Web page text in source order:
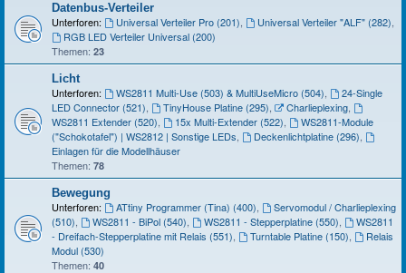
Datenbus-Verteiler
Unterforen: Universal Verteiler Pro (201) Universal Verteiler "ALF" (282)
RGB LED Verteiler Universal (200)
Themen: 23
Licht
Unterforen: WS2811 Multi-Use (503) & MultiUseMicro (504)
24-Single
LED Connector (521)
TinyHouse Platine (295) Charlieplexing,
WS2811 Extender (520)
15x Multi-Extender (522)
WS2811-Module
("Schokotafel") | WS2812 | Sonstige LEDs
Deckenlichtplatine (296)
Einlagen für die Modellhäuser
Themen: 78
Bewegung
Unterforen: ATtiny Programmer (Tina) (400)
Servomodul / Charlieplexing
(510)
WS2811 - BiPol (540) WS2811 - Stepperplatine (550)
WS2811
- Dreifach-Stepperplatine mit Relais (551)
Turntable Platine (150)
Relais
Modul (530)
Themen: 40